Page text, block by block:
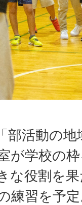
部活動の
が学校の
な役割を
練習を予